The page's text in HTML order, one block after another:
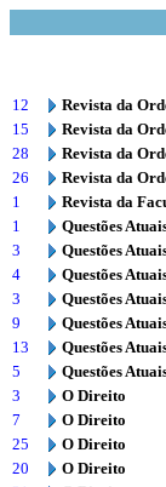
12
Revista da
15
Revista da
28
Revista da
26
Revista da
1
Revista da
1
Questões
3
Questões
4
Questões
3
Questões
9
Questões
13
Questões
5
Questões
3
O Direito
7
O Direito
25
O Direito
20
O Direito